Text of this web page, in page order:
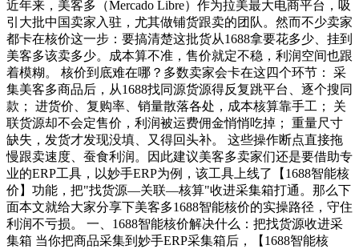
近年来，美客多（Mercado Libre）作为拉美最大电商平台，吸
引大批中国卖家入驻，尤其做铺货跟卖的团队。然而不少卖家
都卡在核价这一步：要搞清楚这批货从1688拿要花多少、挂到
美客多该卖多少。成本算不准，售价就定不稳，利润空间也跟
着模糊。 核价到底难在哪？多数卖家会卡在这四个环节： 采
集美客多商品后，从1688找同源货源得反复跳平台、逐个搜同
款； 进货价、复购率、销量散落各处，成本核算靠手工； 关
联货源却不会定售价，利润被运费佣金悄悄吃掉； 重量尺寸
缺失，发货才发现没填、又得回头补。 这些操作断点直接拖
慢跟卖速度、蚕食利润。因此建议美客多卖家们还是要借助专
业的ERP工具，以妙手ERP为例，该工具上线了【1688智能核
价】功能，把"找货源—关联—核算"收进采集箱打通。那么下
面本文就给大家分享下美客多1688智能核价的实操路径，守住
利润不亏损。 一、1688智能核价解决什么：把找货源收进采
集箱 当你把商品采集到妙手ERP采集箱后，【1688智能核